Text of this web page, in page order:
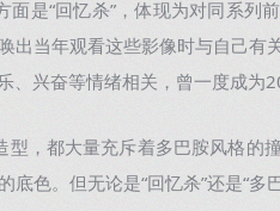
“回忆杀”，体现为对同系列
出当年观看这些影像时与自己有
、兴奋等情绪相关，曾一度成为
，都大量充斥着多巴胺风格的
色。但无论是“回忆杀”还是“多